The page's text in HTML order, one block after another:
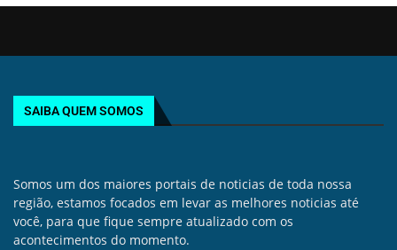
SAIBA QUEM SOMOS
Somos um dos maiores portais de noticias de toda nossa
região, estamos focados em levar as melhores noticias até
você, para que fique sempre atualizado com os
acontecimentos do momento.